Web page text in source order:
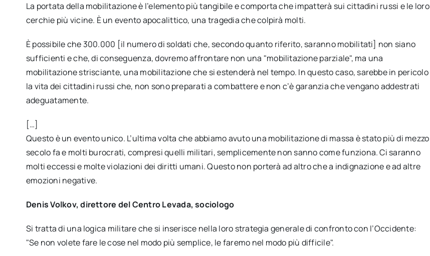
La portata della mobilitazione è l’elemento più tangibile e comporta che impatterà sui cittadini russi e le loro
cerchie più vicine. È un evento apocalittico, una tragedia che colpirà molti.
È possibile che 300.000 [il numero di soldati che, secondo quanto riferito, saranno mobilitati] non siano
sufficienti e che, di conseguenza, dovremo affrontare non una "mobilitazione parziale", ma una
mobilitazione strisciante, una mobilitazione che si estenderà nel tempo. In questo caso, sarebbe in pericolo
la vita dei cittadini russi che, non sono preparati a combattere e non c’è garanzia che vengano addestrati
adeguatamente.
[…]
Questo è un evento unico. L’ultima volta che abbiamo avuto una mobilitazione di massa è stato più di mezzo
secolo fa e molti burocrati, compresi quelli militari, semplicemente non sanno come funziona. Ci saranno
molti eccessi e molte violazioni dei diritti umani. Questo non porterà ad altro che a indignazione e ad altre
emozioni negative.
Denis Volkov, direttore del Centro Levada, sociologo
Si tratta di una logica militare che si inserisce nella loro strategia generale di confronto con l’Occidente:
"Se non volete fare le cose nel modo più semplice, le faremo nel modo più difficile".